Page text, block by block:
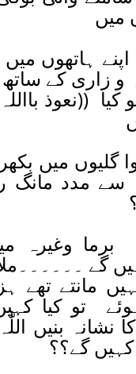
میں
ہاتھوں
و زاری کے
((نعوذ
گلیوں میں
سے مدد مانگ
وغیرہ
گے
مانتے تھے
تو کیا
نشانہ بنیں
کہیں گے؟؟